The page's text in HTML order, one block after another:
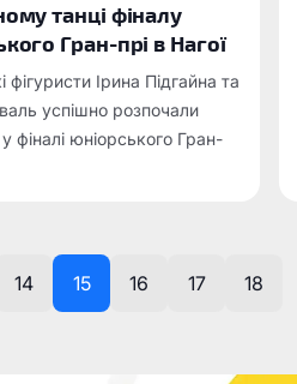
танці фіналу
Гран-прі в Нагої
фігуристи Ірина Підгайна та
успішно розпочали
фіналі юніорського Гран-
14 15 16 17 18